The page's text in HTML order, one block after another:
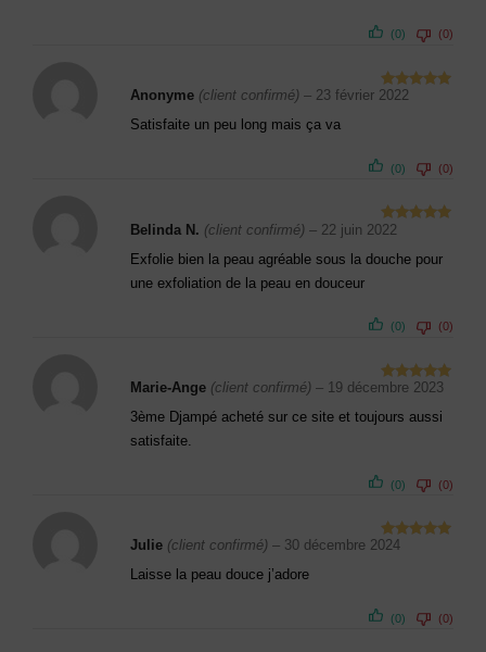
(0) (0)
Note
Anonyme (client confirmé) – 23 février 2022
Satisfaite un peu long mais ça va
(0) (0)
Note
5
Belinda N. (client confirmé) – 22 juin 2022
Exfolie bien la peau agréable sous la douche pour
une exfoliation de la peau en douceur
(0) (0)
Note 5sur
5
Marie-Ange (client confirmé) – 19 décembre 2023
3ème Djampé acheté sur ce site et toujours aussi
satisfaite.
(0) (0)
Note
Julie (client confirmé) – 30 décembre 2024
Laisse la peau douce j’adore
(0) (0)